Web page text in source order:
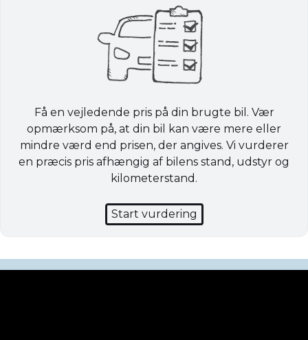
Få en vejledende pris på din brugte bil. Vær
opmærksom på, at din bil kan være mere eller
mindre værd end prisen, der angives. Vi vurderer
en præcis pris afhængig af bilens stand, udstyr og
kilometerstand.
Start vurdering